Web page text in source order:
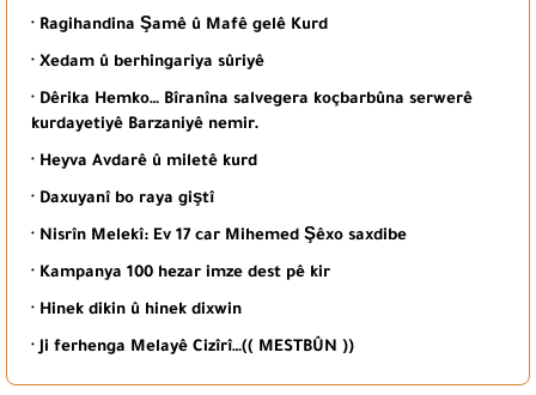
· Ragihandina Şamê û Mafê gelê Kurd
· Xedam û berhingariya sûriyê
· Dêrika Hemko… Bîranîna salvegera koçbarbûna serwerê
kurdayetiyê Barzaniyê nemir.
· Heyva Avdarê û miletê kurd
· Daxuyanî bo raya giştî
· Nisrîn Melekî: Ev 17 car Mihemed Şêxo saxdibe
· Kampanya 100 hezar imze dest pê kir
· Hinek dikin û hinek dixwin
· Ji ferhenga Melayê Cizîrî…(( MESTBÛN ))